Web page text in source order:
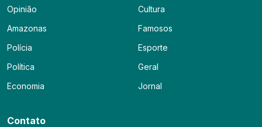
Opinião
Amazonas
Polícia
Política
Economia
Cultura
Famosos
Esporte
Geral
Jornal
Contato